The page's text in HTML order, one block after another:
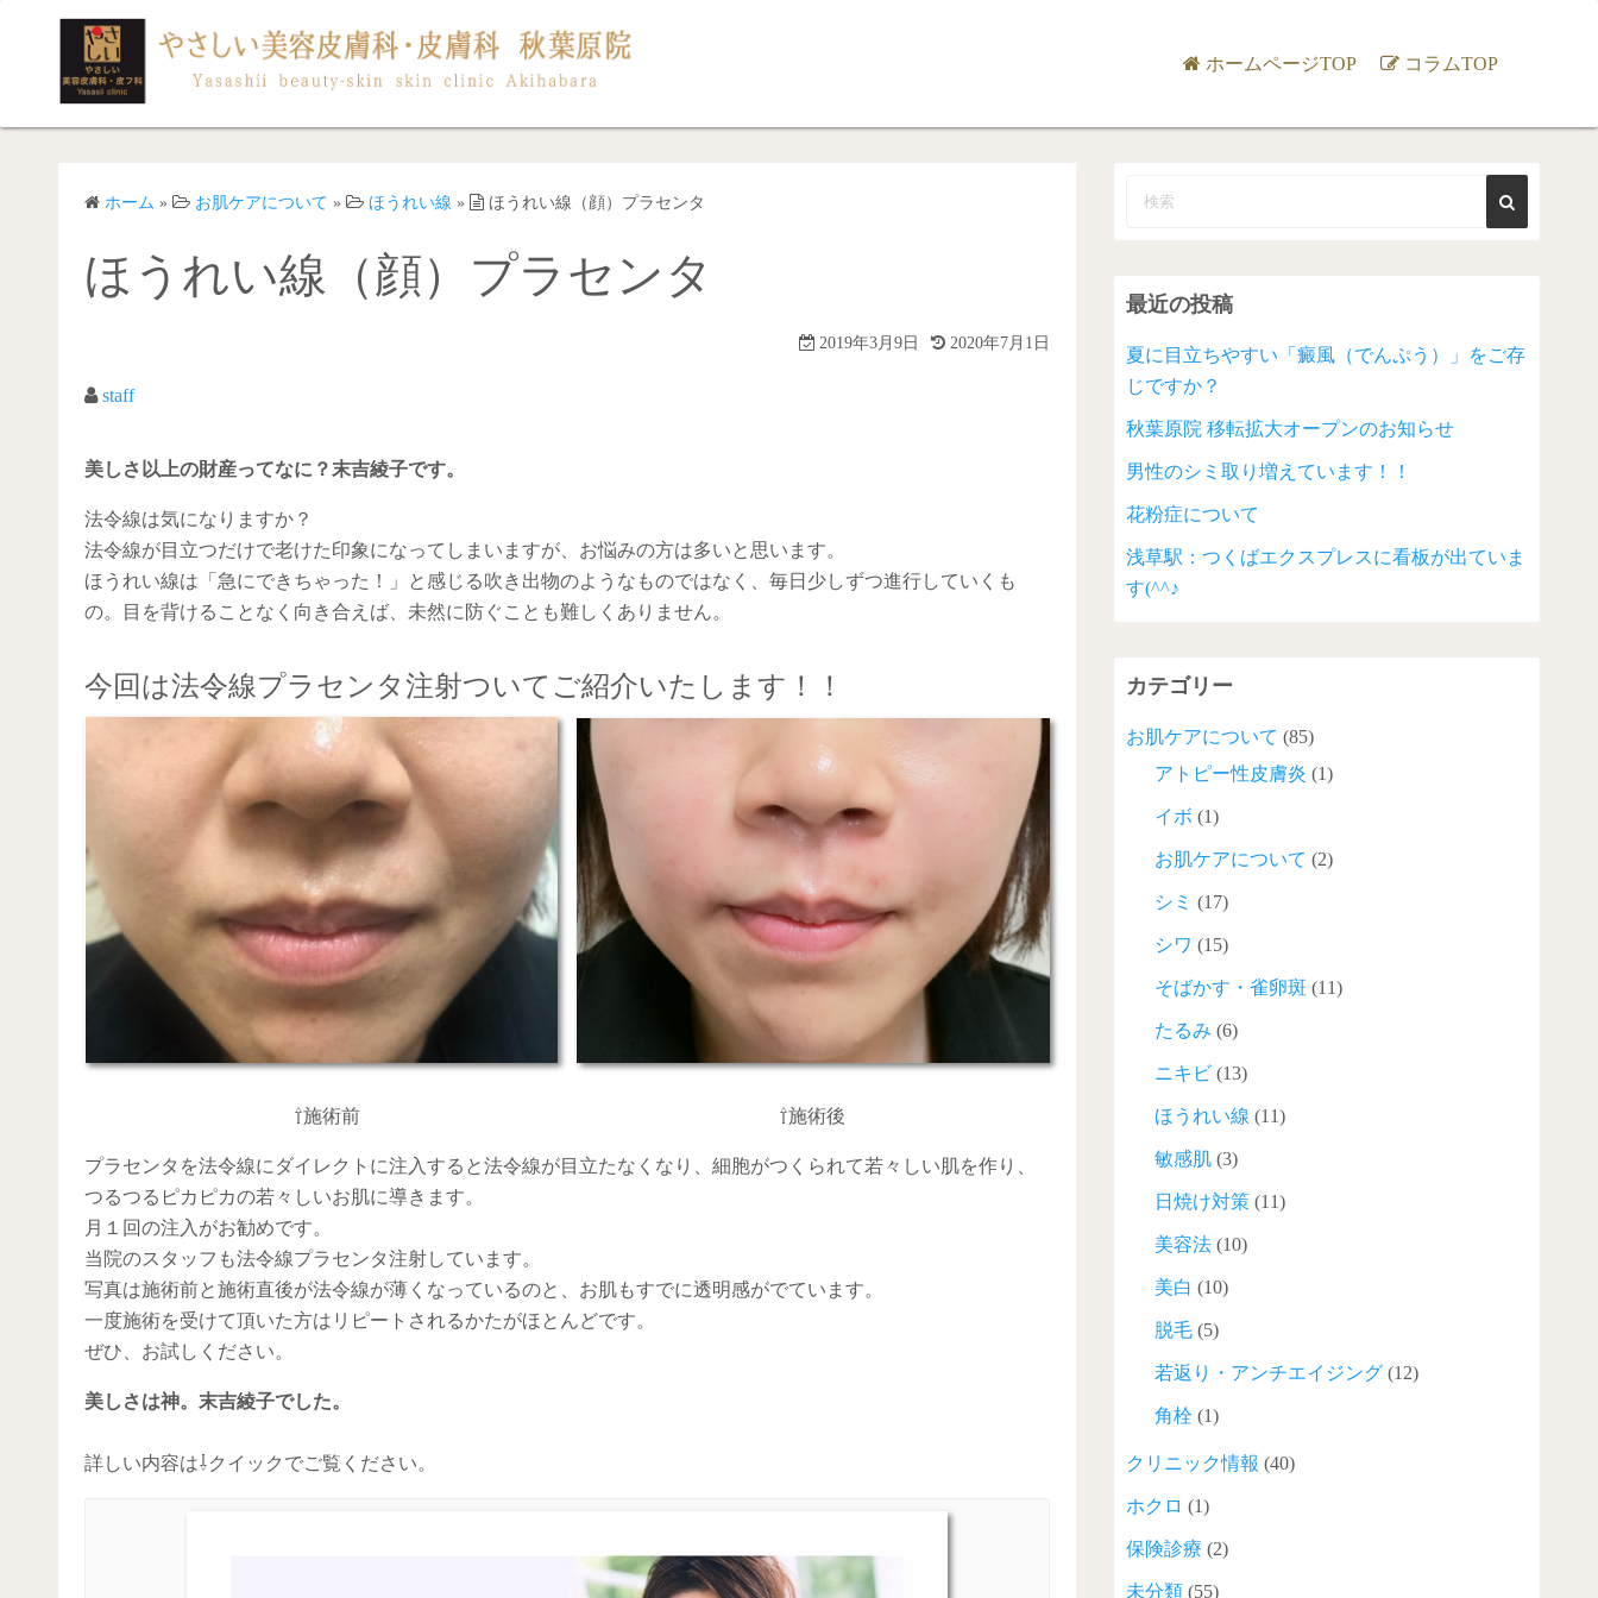
ホームページTOP コラムTOP
ホーム » お肌ケアについて » ほうれい線 » ほうれい線（顔）プラセンタ
ほうれい線（顔）プラセンタ
2019年3月9日 2020年7月1日
staff
美しさ以上の財産ってなに？末吉綾子です。
法令線は気になりますか？
法令線が目立つだけで老けた印象になってしまいますが、お悩みの方は多いと思います。
ほうれい線は「急にできちゃった！」と感じる吹き出物のようなものではなく、毎日少しずつ進行していくも
の。目を背けることなく向き合えば、未然に防ぐことも難しくありません。
今回は法令線プラセンタ注射ついてご紹介いたします！！
⇧施術前 ⇧施術後
プラセンタを法令線にダイレクトに注入すると法令線が目立たなくなり、細胞がつくられて若々しい肌を作り、
つるつるピカピカの若々しいお肌に導きます。
月１回の注入がお勧めです。
当院のスタッフも法令線プラセンタ注射しています。
写真は施術前と施術直後が法令線が薄くなっているのと、お肌もすでに透明感がでています。
一度施術を受けて頂いた方はリピートされるかたがほとんどです。
ぜひ、お試しください。
美しさは神。末吉綾子でした。
詳しい内容は⇩クイックでご覧ください。
最近の投稿
夏に目立ちやすい「癜風（でんぷう）」をご存
じですか？
秋葉原院 移転拡大オープンのお知らせ
男性のシミ取り増えています！！
花粉症について
浅草駅：つくばエクスプレスに看板が出ていま
す(^^♪
カテゴリー
お肌ケアについて (85)
アトピー性皮膚炎 (1)
イボ (1)
お肌ケアについて (2)
シミ (17)
シワ (15)
そばかす・雀卵斑 (11)
たるみ (6)
ニキビ (13)
ほうれい線 (11)
敏感肌 (3)
日焼け対策 (11)
美容法 (10)
美白 (10)
脱毛 (5)
若返り・アンチエイジング (12)
角栓 (1)
クリニック情報 (40)
ホクロ (1)
保険診療 (2)
未分類 (55)